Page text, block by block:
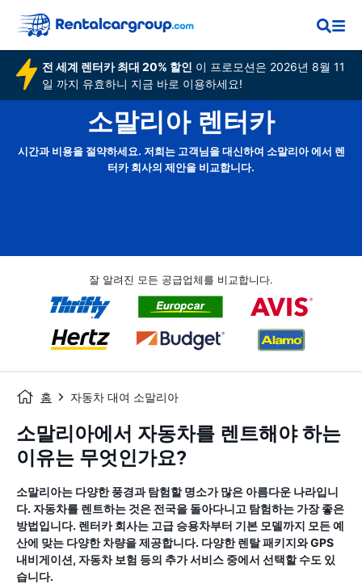
전 세계 렌터카 최대 20% 할인 이 프로모션은 2026년 8월 11
일 까지 유효하니 지금 바로 이용하세요!
소말리아 렌터카
시간과 비용을 절약하세요. 저희는 고객님을 대신하여 소말리아 에서 렌
터카 회사의 제안을 비교합니다.
잘 알려진 모든 공급업체를 비교합니다.
홈 자동차 대여 소말리아
소말리아에서 자동차를 렌트해야 하는
이유는 무엇인가요?
소말리아는 다양한 풍경과 탐험할 명소가 많은 아름다운 나라입니
다. 자동차를 렌트하는 것은 전국을 돌아다니고 탐험하는 가장 좋은
방법입니다. 렌터카 회사는 고급 승용차부터 기본 모델까지 모든 예
산에 맞는 다양한 차량을 제공합니다. 다양한 렌탈 패키지와 GPS
내비게이션, 자동차 보험 등의 추가 서비스 중에서 선택할 수도 있
습니다.